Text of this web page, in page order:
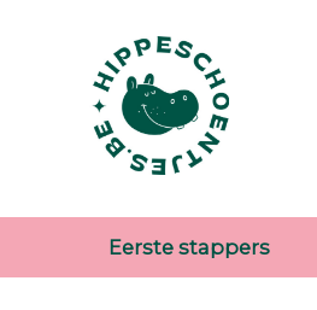
Eerste stappers